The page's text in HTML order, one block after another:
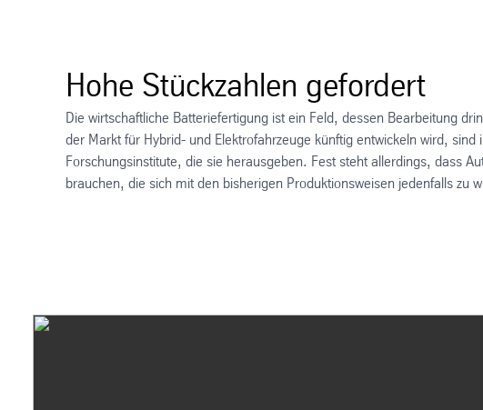
Hohe Stückzahlen gefordert
Die wirtschaftliche Batteriefertigung ist ein Feld, dessen Bearbeitung
der Markt für Hybrid- und Elektrofahrzeuge künftig entwickeln wird,
Forschungsinstitute, die sie herausgeben. Fest steht allerdings, dass
brauchen, die sich mit den bisherigen Produktionsweisen jedenfalls zu